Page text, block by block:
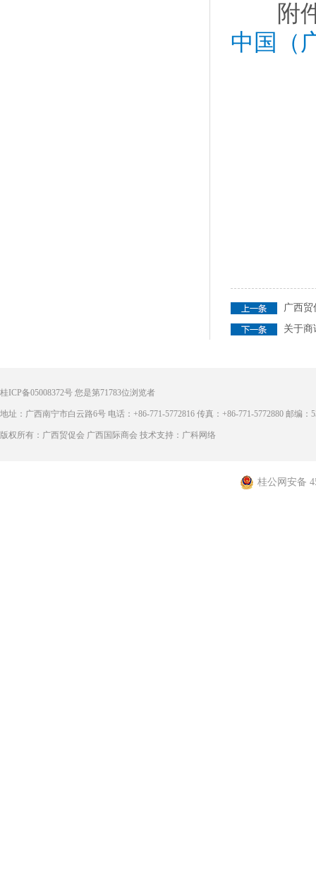
附
中国（
广西贸
关于商
桂ICP备05008372号 您是第71783位浏览者
地址：广西南宁市白云路6号 电话：+86-771-5772816 传真：+86-771-5772880 邮编：
版权所有：广西贸促会 广西国际商会 技术支持：广科网络
桂公网安备